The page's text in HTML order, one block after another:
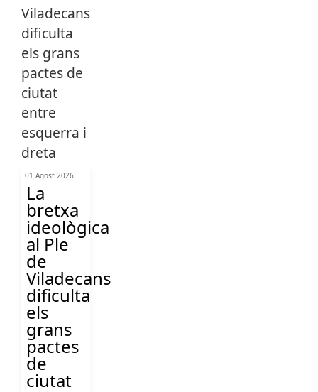
01 Agost 2026
La
bretxa
ideològica
al Ple
de
Viladecans
dificulta
els
grans
pactes
de
ciutat